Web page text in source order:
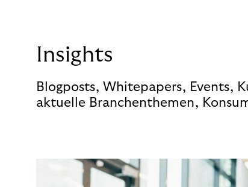
Insights
Blogposts, Whitepapers, Events,
aktuelle Branchenthemen,